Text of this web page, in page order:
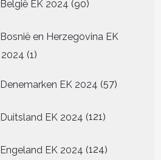
België EK 2024 90
Bosnië en Herzegovina EK
2024 11
Denemarken EK 2024 5757
Duitsland EK 2024 121121
Engeland EK 2024 124124